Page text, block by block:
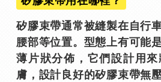
矽膠束帶通常被縫製在自行
腰部等位置。型態上有可能
薄片狀分佈，它們設計用
膚，設計良好的矽膠束帶無